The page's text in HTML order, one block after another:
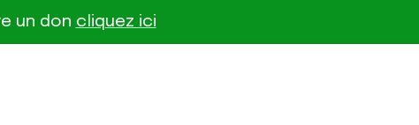
un don cliquez ici